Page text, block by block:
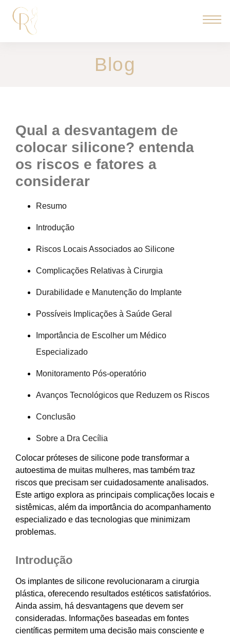
Blog
qual a desvantagem de
colocar silicone? entenda
os riscos e fatores a
considerar
Resumo
Introdução
Riscos Locais Associados ao Silicone
Complicações Relativas à Cirurgia
Durabilidade e Manutenção do Implante
Possíveis Implicações à Saúde Geral
Importância de Escolher um Médico
Especializado
Monitoramento Pós-operatório
Avanços Tecnológicos que Reduzem os Riscos
Conclusão
Sobre a Dra Cecília
Colocar próteses de silicone pode transformar a
autoestima de muitas mulheres, mas também traz
riscos que precisam ser cuidadosamente analisados.
Este artigo explora as principais complicações locais e
sistêmicas, além da importância do acompanhamento
especializado e das tecnologias que minimizam
problemas.
Introdução
Os implantes de silicone revolucionaram a cirurgia
plástica, oferecendo resultados estéticos satisfatórios.
Ainda assim, há desvantagens que devem ser
consideradas. Informações baseadas em fontes
científicas permitem uma decisão mais consciente e